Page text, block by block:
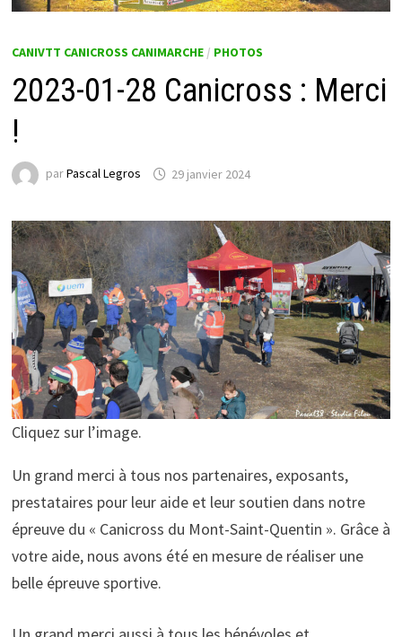
CANIVTT CANICROSS CANIMARCHE/ PHOTOS
2023-01-28 Canicross : Merci
!
parPascal Legros 29 janvier 2024
Cliquez sur l’image.
Un grand merci à tous nos partenaires, exposants,
prestataires pour leur aide et leur soutien dans notre
épreuve du « Canicross du Mont-Saint-Quentin ». Grâce à
votre aide, nous avons été en mesure de réaliser une
belle épreuve sportive.